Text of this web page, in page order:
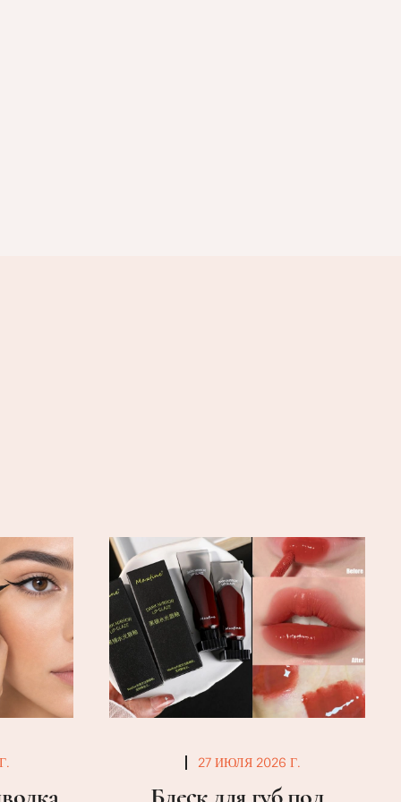
27 ИЮЛЯ 2026 Г.